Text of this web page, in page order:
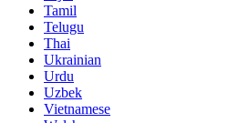
Tamil
Telugu
Thai
Ukrainian
Urdu
Uzbek
Vietnamese